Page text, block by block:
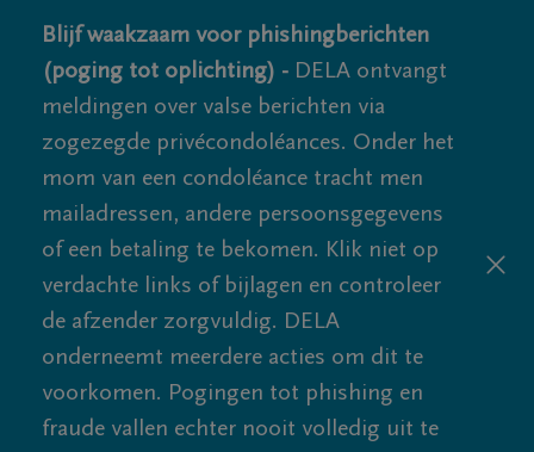
Blijf waakzaam voor phishingberichten
(poging tot oplichting) - DELA ontvangt
meldingen over valse berichten via
zogezegde privécondoléances. Onder het
mom van een condoléance tracht men
mailadressen, andere persoonsgegevens
of een betaling te bekomen. Klik niet op
verdachte links of bijlagen en controleer
de afzender zorgvuldig. DELA
onderneemt meerdere acties om dit te
voorkomen. Pogingen tot phishing en
fraude vallen echter nooit volledig uit te